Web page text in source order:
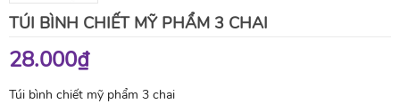
TÚI BÌNH CHIẾT MỸ PHẨM 3 CHAI
28.000₫
Túi bình chiết mỹ phẩm 3 chai